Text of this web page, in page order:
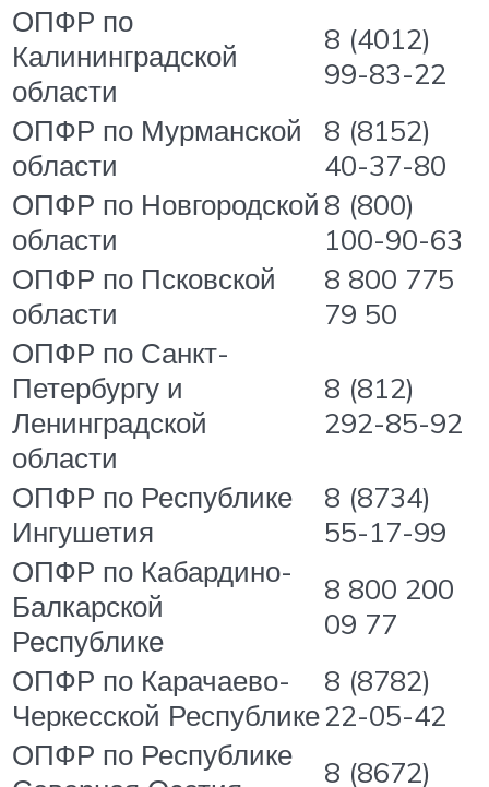
ОПФР по
Калининградской
области
8 (4012)
99-83-22
ОПФР по Мурманской
области
8 (8152)
40-37-80
ОПФР по Новгородской
области
8 (800)
100-90-63
ОПФР по Псковской
области
8 800 775
79 50
ОПФР по Санкт-
Петербургу и
Ленинградской
области
8 (812)
292-85-92
ОПФР по Республике
Ингушетия
8 (8734)
55-17-99
ОПФР по Кабардино-
Балкарской
Республике
8 800 200
09 77
ОПФР по Карачаево-
Черкесской Республике
8 (8782)
22-05-42
ОПФР по Республике
8 (8672)